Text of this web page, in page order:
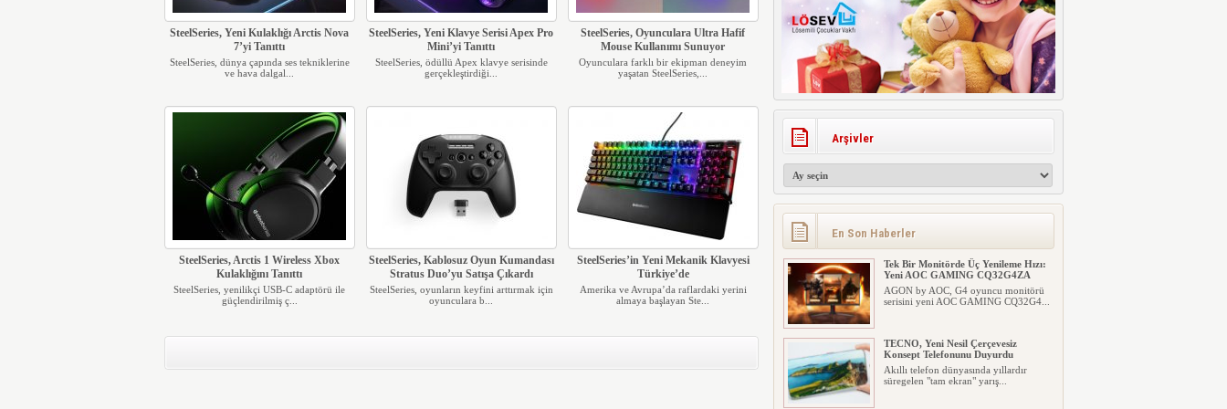
SteelSeries, Yeni Kulaklığı Arctis Nova
7’yi Tanıttı
SteelSeries, dünya çapında ses tekniklerine
ve hava dalgal...
SteelSeries, Yeni Klavye Serisi Apex Pro
Mini’yi Tanıttı
SteelSeries, ödüllü Apex klavye serisinde
gerçekleştirdiği...
SteelSeries, Oyunculara Ultra Hafif
Mouse Kullanımı Sunuyor
Oyunculara farklı bir ekipman deneyim
yaşatan SteelSeries,...
SteelSeries, Arctis 1 Wireless Xbox
Kulaklığını Tanıttı
SteelSeries, yenilikçi USB-C adaptörü ile
güçlendirilmiş ç...
SteelSeries, Kablosuz Oyun Kumandası
Stratus Duo’yu Satışa Çıkardı
SteelSeries, oyunların keyfini arttırmak için
oyunculara b...
SteelSeries’in Yeni Mekanik Klavyesi
Türkiye’de
Amerika ve Avrupa’da raflardaki yerini
almaya başlayan Ste...
Arşivler
En Son Haberler
Tek Bir Monitörde Üç Yenileme Hızı:
Yeni AOC GAMING CQ32G4ZA
AGON by AOC, G4 oyuncu monitörü
serisini yeni AOC GAMING CQ32G4...
TECNO, Yeni Nesil Çerçevesiz
Konsept Telefonunu Duyurdu
Akıllı telefon dünyasında yıllardır
süregelen "tam ekran" yarış...